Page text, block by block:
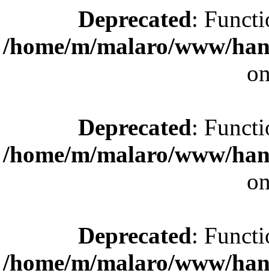
Deprecated:
/home/m/malaro/www/
Deprecated:
/home/m/malaro/www/
Deprecated:
/home/m/malaro/www/